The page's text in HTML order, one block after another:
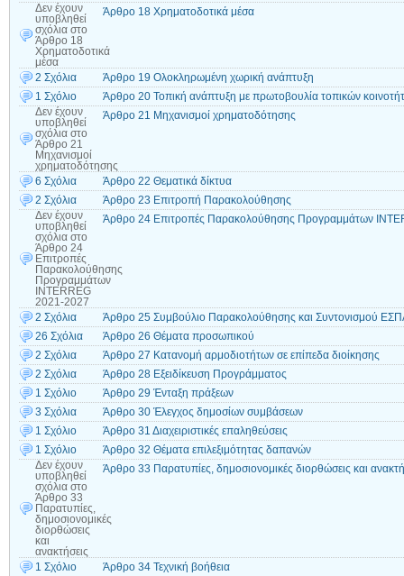
Δεν έχουν
υποβληθεί
σχόλια στο
Άρθρο 18
Χρηματοδοτικά
μέσα
Άρθρο 18 Χρηματοδοτικά μέσα
2 Σχόλια
Άρθρο 19 Ολοκληρωμένη χωρική ανάπτυξη
1 Σχόλιο
Άρθρο 20 Τοπική ανάπτυξη με πρωτοβουλία τοπικών
Δεν έχουν
υποβληθεί
σχόλια στο
Άρθρο 21
Μηχανισμοί
χρηματοδότησης
Άρθρο 21 Μηχανισμοί χρηματοδότησης
6 Σχόλια
Άρθρο 22 Θεματικά δίκτυα
2 Σχόλια
Άρθρο 23 Επιτροπή Παρακολούθησης
Δεν έχουν
υποβληθεί
σχόλια στο
Άρθρο 24
Επιτροπές
Παρακολούθησης
Προγραμμάτων
INTERREG
2021-2027
Άρθρο 24 Επιτροπές Παρακολούθησης Προγραμμάτων
2 Σχόλια
Άρθρο 25 Συμβούλιο Παρακολούθησης και Συντονισμού
26 Σχόλια
Άρθρο 26 Θέματα προσωπικού
2 Σχόλια
Άρθρο 27 Κατανομή αρμοδιοτήτων σε επίπεδα διοίκησης
2 Σχόλια
Άρθρο 28 Εξειδίκευση Προγράμματος
1 Σχόλιο
Άρθρο 29 Ένταξη πράξεων
3 Σχόλια
Άρθρο 30 Έλεγχος δημοσίων συμβάσεων
1 Σχόλιο
Άρθρο 31 Διαχειριστικές επαληθεύσεις
1 Σχόλιο
Άρθρο 32 Θέματα επιλεξιμότητας δαπανών
Δεν έχουν
υποβληθεί
σχόλια στο
Άρθρο 33
Παρατυπίες,
δημοσιονομικές
διορθώσεις
και
ανακτήσεις
Άρθρο 33 Παρατυπίες, δημοσιονομικές διορθώσεις και
1 Σχόλιο
Άρθρο 34 Τεχνική βοήθεια